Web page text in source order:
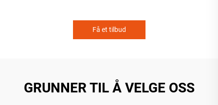
Få et tilbud
GRUNNER TIL Å VELGE OSS